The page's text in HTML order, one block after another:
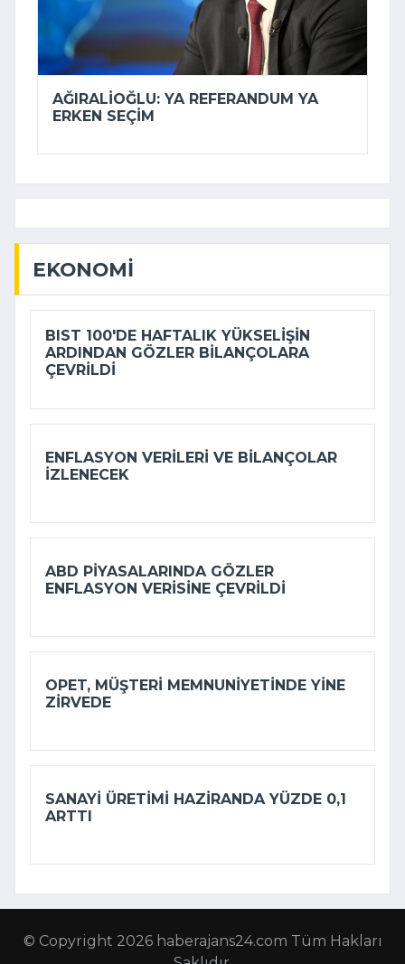
AĞIRALIOĞLU: YA REFERANDUM YA
ERKEN SEÇIM
EKONOMI
BIST 100'DE HAFTALIK YÜKSELIŞIN
ARDINDAN GÖZLER BILANÇOLARA
ÇEVRILDI
ENFLASYON VERILERI VE BILANÇOLAR
IZLENECEK
ABD PIYASALARINDA GÖZLER
ENFLASYON VERISINE ÇEVRILDI
OPET, MÜŞTERI MEMNUNIYETINDE YINE
ZIRVEDE
SANAYI ÜRETIMI HAZIRANDA YÜZDE 0,1
ARTTI
© Copyright 2026 haberajans24.com Tüm Hakları